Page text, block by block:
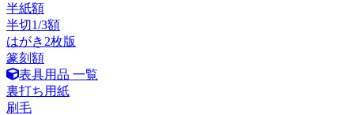
半紙額
半切1/3額
はがき2枚版
篆刻額
表具用品 一覧
裏打ち用紙
刷毛